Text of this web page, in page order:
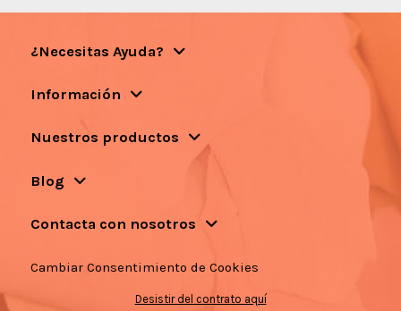
¿Necesitas Ayuda?
Información
Nuestros productos
Blog
Contacta con nosotros
Cambiar Consentimiento de Cookies
Desistir del contrato aquí